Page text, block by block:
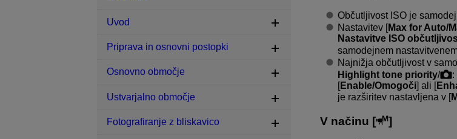
Občutljivost ISO je
Nastavitev [Max for Auto/
Nastavitve ISO
samodejnem
Najnižja občutljivost v
Highlight tone priority/ :
[Enable/Omogoči] ali [
je razširitev nastavljena v [
V načinu [ ]
Uvod
Priprava in osnovni postopki
Osnovno območje
Ustvarjalno območje
Fotografiranje z bliskavico